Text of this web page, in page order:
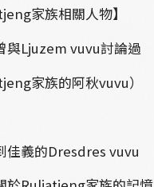
家族相關人物】
與Ljuzem vuvu討論過
家族的阿秋vuvu）
佳義的Dresdres vuvu